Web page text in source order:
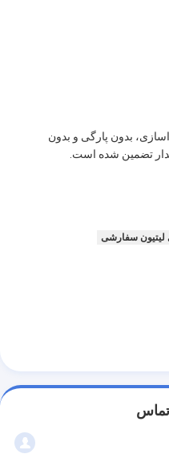
بدون پارگی و بدون
تضمین شده است.
لیتیون سفارشی
تماس